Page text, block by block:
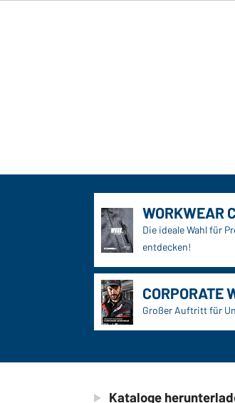
WORKWEAR
Die ideale Wahl für
entdecken!
CORPORATE
Großer Auftritt für
Kataloge